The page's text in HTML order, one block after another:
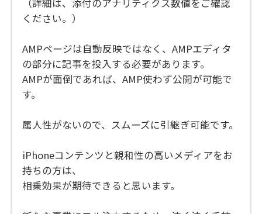
（詳細は、添付のアナリティクス数値をご確認
ください。）
AMPページは自動反映ではなく、AMPエディタ
の部分に記事を投入する必要があります。
AMPが面倒であれば、AMP使わず公開が可能で
す。
属人性がないので、スムーズに引継ぎ可能です。
iPhoneコンテンツと親和性の高いメディアをお
持ちの方は、
相乗効果が期待できると思います。